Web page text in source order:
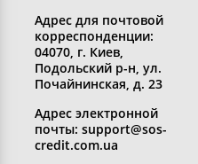
Адрес для почтовой
корреспонденции:
04070, г. Киев,
Подольский р-н, ул.
Почайнинская, д. 23
Адрес электронной
почты: support@sos-
credit.com.ua